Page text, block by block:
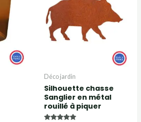
Déco jardin
Silhouette chasse
Sanglier en métal
rouillé à piquer